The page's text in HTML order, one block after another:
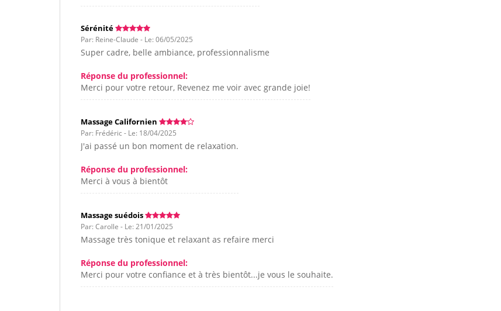
Sérénité
Par: Reine-Claude - Le: 06/05/2025
Super cadre, belle ambiance, professionnalisme
Réponse du professionnel:
Merci pour votre retour, Revenez me voir avec grande joie!
Massage Californien
Par: Frédéric - Le: 18/04/2025
J'ai passé un bon moment de relaxation.
Réponse du professionnel:
Merci à vous à bientôt
Massage suédois
Par: Carolle - Le: 21/01/2025
Massage très tonique et relaxant as refaire merci
Réponse du professionnel:
Merci pour votre confiance et à très bientôt...je vous le souhaite.